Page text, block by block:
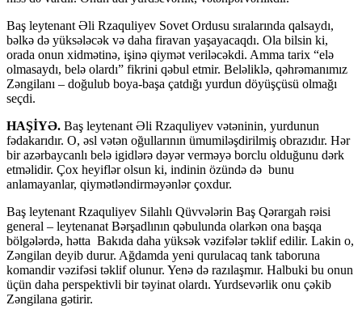
Baş leytenant Əli Rzaquliyev Sovet Ordusu sıralarında qalsaydı,
bəlkə də yüksələcək və daha firavan yaşayacaqdı. Ola bilsin ki,
orada onun xidmətinə, işinə qiymət veriləcəkdi. Amma tarix “elə
olmasaydı, belə olardı” fikrini qəbul etmir. Beləliklə, qəhrəmanımız
Zəngilanı – doğulub boya-başa çatdığı yurdun döyüşçüsü olmağı
seçdi.
HAŞİYƏ. Baş leytenant Əli Rzaquliyev vətəninin, yurdunun
fədakarıdır. O, əsl vətən oğullarının ümumiləşdirilmiş obrazıdır. Hər
bir azərbaycanlı belə igidlərə dəyər verməyə borclu olduğunu dərk
etməlidir. Çox heyiflər olsun ki, indinin özündə də bunu
anlamayanlar, qiymətləndirməyənlər çoxdur.
Baş leytenant Rzaquliyev Silahlı Qüvvələrin Baş Qərargah rəisi
general – leytenanat Bərşadlının qəbulunda olarkən ona başqa
bölgələrdə, hətta Bakıda daha yüksək vəzifələr təklif edilir. Lakin o,
Zəngilan deyib durur. Ağdamda yeni qurulacaq tank taboruna
komandir vəzifəsi təklif olunur. Yenə də razılaşmır. Halbuki bu onun
üçün daha perspektivli bir təyinat olardı. Yurdsevərlik onu çəkib
Zəngilana gətirir.